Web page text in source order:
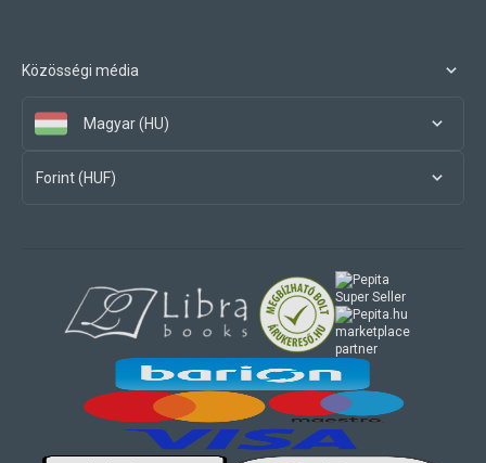
Közösségi média
Magyar (HU)
Forint (HUF)
marketplace
partner